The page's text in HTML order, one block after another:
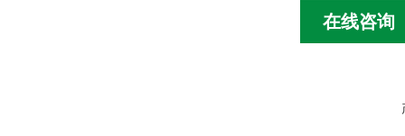
在线咨询